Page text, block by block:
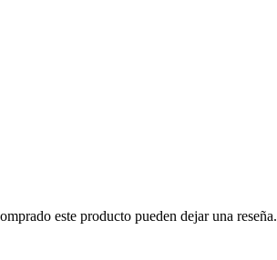
este producto pueden dejar una reseña.